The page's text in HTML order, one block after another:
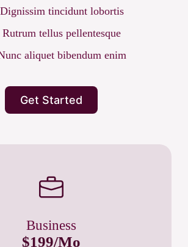
Dignissim tincidunt lobortis
Rutrum tellus pellentesque
aliquet bibendum enim
Get Started
Business
$199/Mo